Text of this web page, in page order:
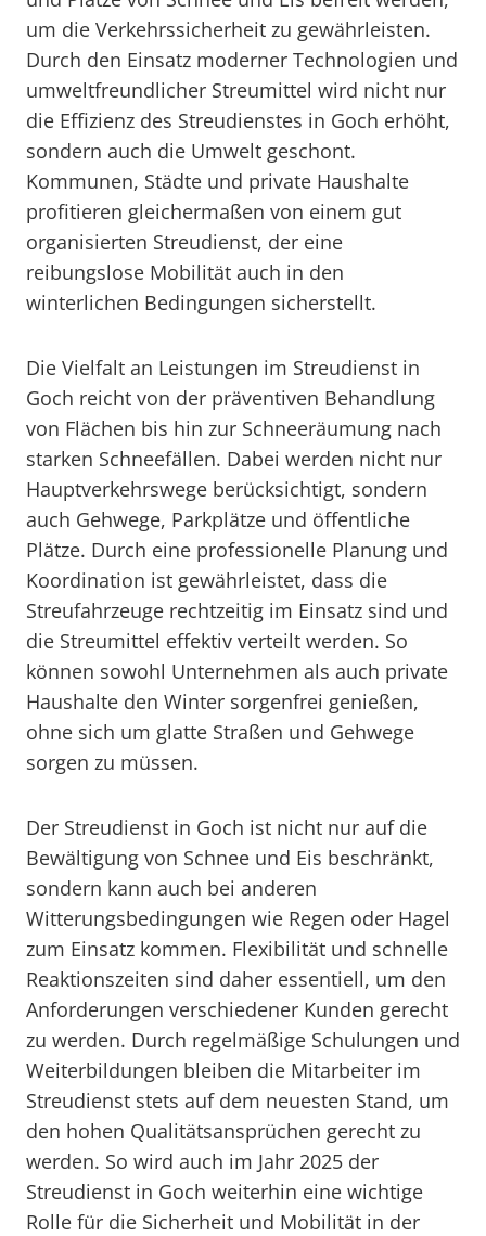
um die Verkehrssicherheit zu gewährleisten.
Durch den Einsatz moderner Technologien und
umweltfreundlicher Streumittel wird nicht nur
die Effizienz des Streudienstes in Goch erhöht,
sondern auch die Umwelt geschont.
Kommunen, Städte und private Haushalte
profitieren gleichermaßen von einem gut
organisierten Streudienst, der eine
reibungslose Mobilität auch in den
winterlichen Bedingungen sicherstellt.
Die Vielfalt an Leistungen im Streudienst in
Goch reicht von der präventiven Behandlung
von Flächen bis hin zur Schneeräumung nach
starken Schneefällen. Dabei werden nicht nur
Hauptverkehrswege berücksichtigt, sondern
auch Gehwege, Parkplätze und öffentliche
Plätze. Durch eine professionelle Planung und
Koordination ist gewährleistet, dass die
Streufahrzeuge rechtzeitig im Einsatz sind und
die Streumittel effektiv verteilt werden. So
können sowohl Unternehmen als auch private
Haushalte den Winter sorgenfrei genießen,
ohne sich um glatte Straßen und Gehwege
sorgen zu müssen.
Der Streudienst in Goch ist nicht nur auf die
Bewältigung von Schnee und Eis beschränkt,
sondern kann auch bei anderen
Witterungsbedingungen wie Regen oder Hagel
zum Einsatz kommen. Flexibilität und schnelle
Reaktionszeiten sind daher essentiell, um den
Anforderungen verschiedener Kunden gerecht
zu werden. Durch regelmäßige Schulungen und
Weiterbildungen bleiben die Mitarbeiter im
Streudienst stets auf dem neuesten Stand, um
den hohen Qualitätsansprüchen gerecht zu
werden. So wird auch im Jahr 2025 der
Streudienst in Goch weiterhin eine wichtige
Rolle für die Sicherheit und Mobilität in der